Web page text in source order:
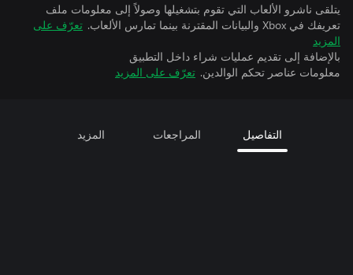
يتلقى ناشرو الألعاب التي تقوم بتشغيلها وصولاً إلى معلومات ملف
تعريفك في Xbox والبيانات المقترنة بينما تمارس الألعاب.
تعرّف على
المزيد
بالإضافة إلى تقديم عمليات شراء داخل التطبيق
معلومات عناصر تحكم الوالدين. تعرّف على المزيد
التفاصيل المراجعات المزيد